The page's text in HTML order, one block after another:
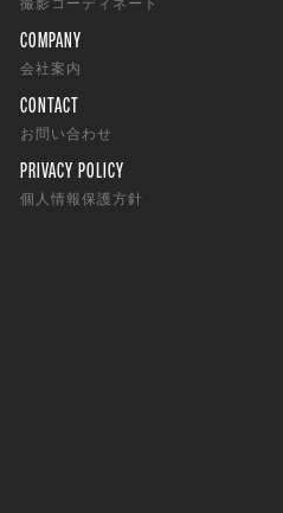
撮影コーディネート
COMPANY
会社案内
CONTACT
お問い合わせ
PRIVACY POLICY
個人情報保護方針